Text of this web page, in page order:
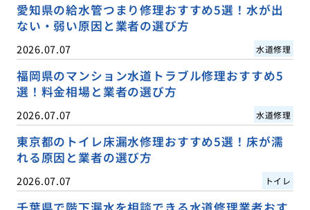
愛知県の給水管つまり修理おすすめ5選！水が出
ない・弱い原因と業者の選び方
2026.07.07 水道修理
福岡県のマンション水道トラブル修理おすすめ5
選！料金相場と業者の選び方
2026.07.07 水道修理
東京都のトイレ床漏水修理おすすめ5選！床が濡
れる原因と業者の選び方
2026.07.07 トイレ